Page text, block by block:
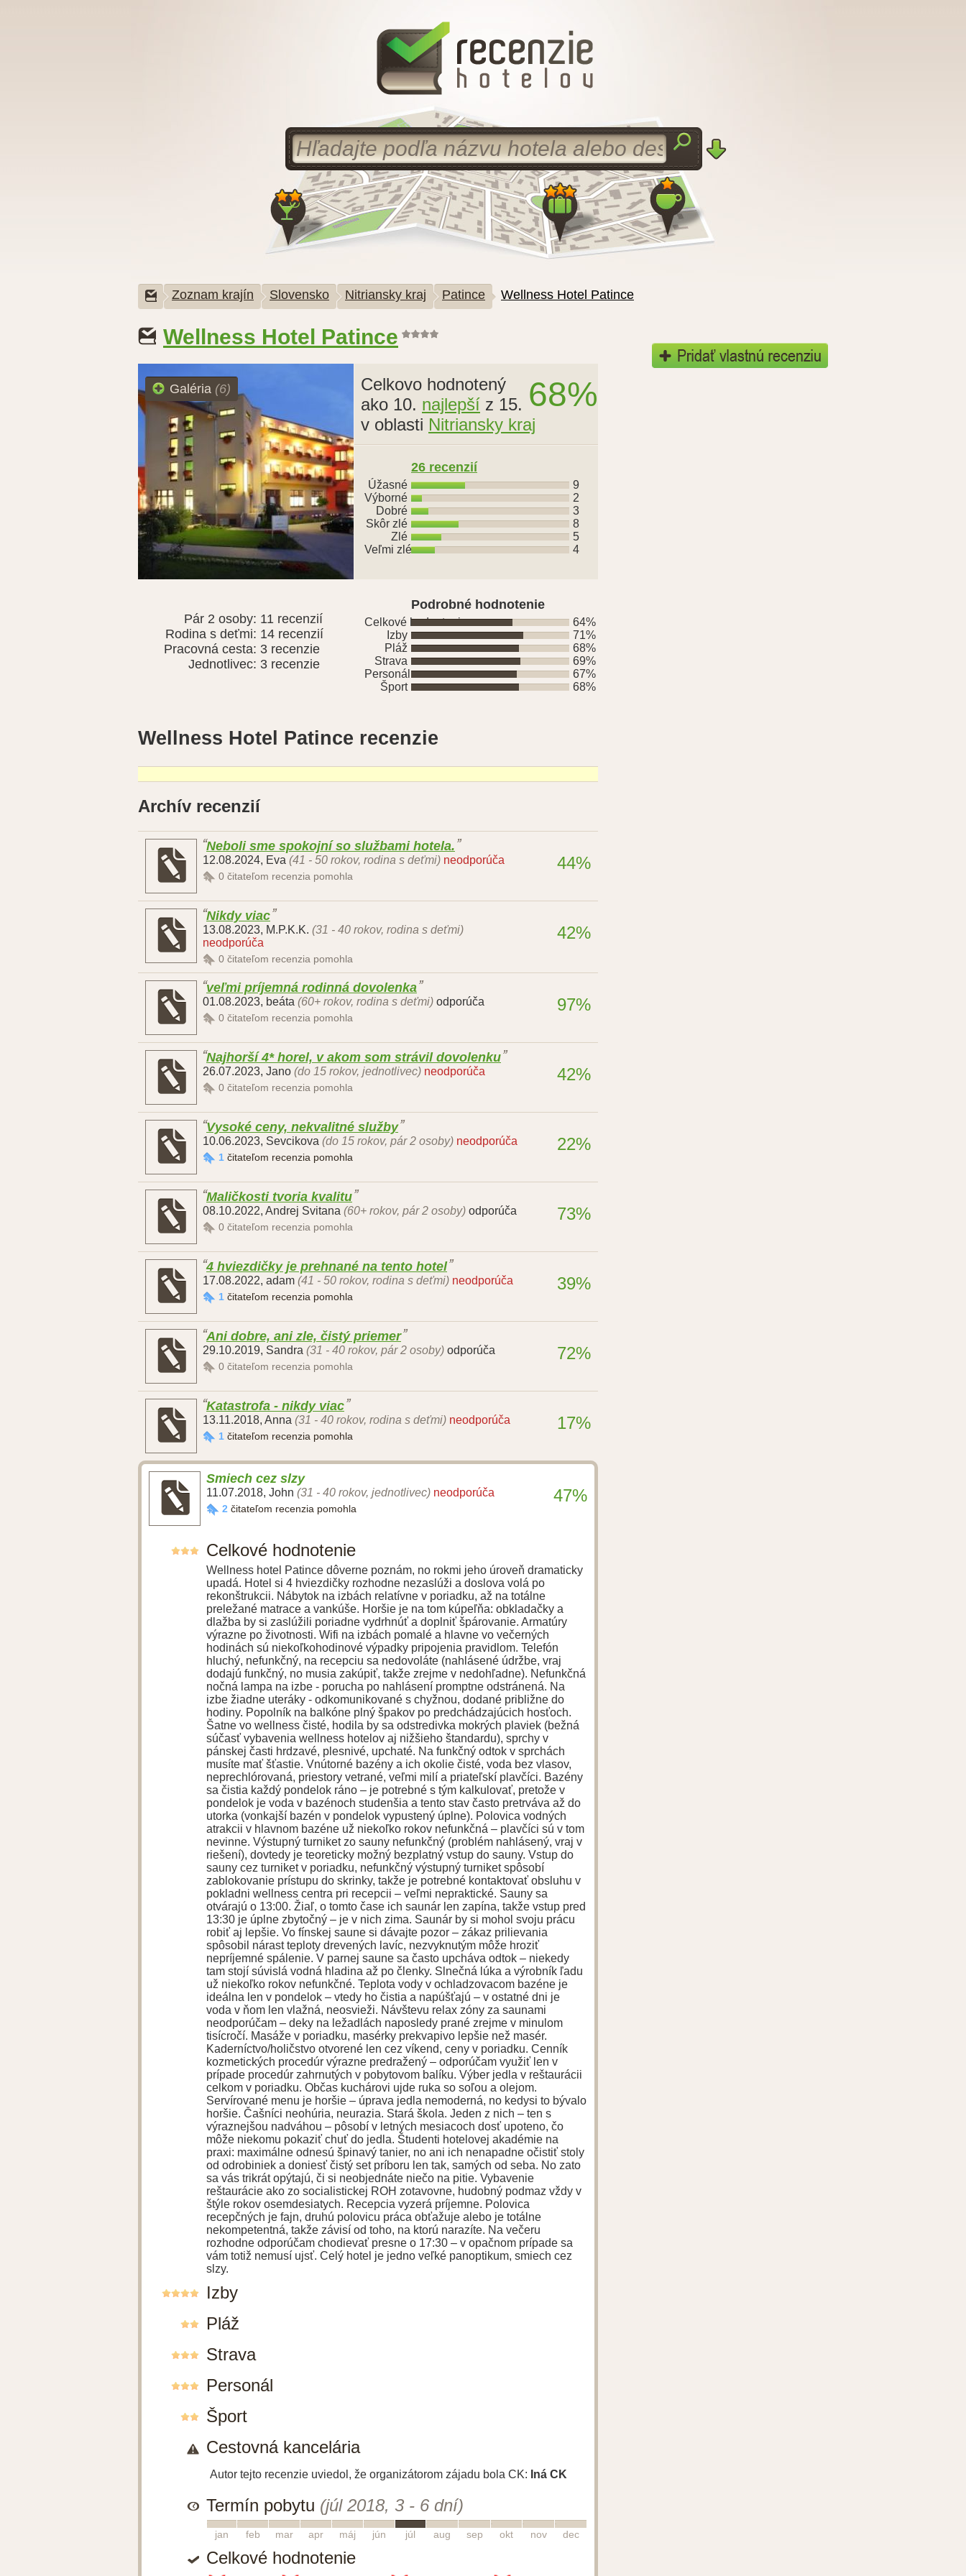
Zoznam krajín Slovensko Nitriansky kraj Patince Wellness Hotel Patince
Wellness Hotel Patince
Galéria (6) 68%
Celkovo hodnotený
ako 10. najlepší z 15.
v oblasti Nitriansky kraj
26 recenzií
Úžasné
9
Výborné
2
Dobré
3
Skôr zlé
8
Zlé
5
Veľmi zlé
4
Pár 2 osoby: 11 recenzií
Rodina s deťmi: 14 recenzií
Pracovná cesta: 3 recenzie
Jednotlivec: 3 recenzie
Podrobné hodnotenie
Celkové hodnotenie
64%
Izby
71%
Pláž
68%
Strava
69%
Personál
67%
Šport
68%
Wellness Hotel Patince recenzie
Archív recenzií
Neboli sme spokojní so službami hotela.
12.08.2024, Eva (41 - 50 rokov, rodina s deťmi) neodporúča
0 čitateľom recenzia pomohla
44%
Nikdy viac
13.08.2023, M.P.K.K. (31 - 40 rokov, rodina s deťmi)
neodporúča
0 čitateľom recenzia pomohla
42%
veľmi príjemná rodinná dovolenka
01.08.2023, beáta (60+ rokov, rodina s deťmi) odporúča
0 čitateľom recenzia pomohla
97%
Najhorší 4* horel, v akom som strávil dovolenku
26.07.2023, Jano (do 15 rokov, jednotlivec) neodporúča
0 čitateľom recenzia pomohla
42%
Vysoké ceny, nekvalitné služby
10.06.2023, Sevcikova (do 15 rokov, pár 2 osoby) neodporúča
1 čitateľom recenzia pomohla
22%
Maličkosti tvoria kvalitu
08.10.2022, Andrej Svitana (60+ rokov, pár 2 osoby) odporúča
0 čitateľom recenzia pomohla
73%
4 hviezdičky je prehnané na tento hotel
17.08.2022, adam (41 - 50 rokov, rodina s deťmi) neodporúča
1 čitateľom recenzia pomohla
39%
Ani dobre, ani zle, čistý priemer
29.10.2019, Sandra (31 - 40 rokov, pár 2 osoby) odporúča
0 čitateľom recenzia pomohla
72%
Katastrofa - nikdy viac
13.11.2018, Anna (31 - 40 rokov, rodina s deťmi) neodporúča
1 čitateľom recenzia pomohla
17%
Smiech cez slzy
11.07.2018, John (31 - 40 rokov, jednotlivec) neodporúča
2 čitateľom recenzia pomohla
47%
Celkové hodnotenie
Wellness hotel Patince dôverne poznám, no rokmi jeho úroveň dramaticky
upadá. Hotel si 4 hviezdičky rozhodne nezaslúži a doslova volá po
rekonštrukcii. Nábytok na izbách relatívne v poriadku, až na totálne
preležané matrace a vankúše. Horšie je na tom kúpeľňa: obkladačky a
dlažba by si zaslúžili poriadne vydrhnúť a doplniť špárovanie. Armatúry
výrazne po životnosti. Wifi na izbách pomalé a hlavne vo večerných
hodinách sú niekoľkohodinové výpadky pripojenia pravidlom. Telefón
hluchý, nefunkčný, na recepciu sa nedovoláte (nahlásené údržbe, vraj
dodajú funkčný, no musia zakúpiť, takže zrejme v nedohľadne). Nefunkčná
nočná lampa na izbe - porucha po nahlásení promptne odstránená. Na
izbe žiadne uteráky - odkomunikované s chyžnou, dodané približne do
hodiny. Popolník na balkóne plný špakov po predchádzajúcich hosťoch.
Šatne vo wellness čisté, hodila by sa odstredivka mokrých plaviek (bežná
súčasť vybavenia wellness hotelov aj nižšieho štandardu), sprchy v
pánskej časti hrdzavé, plesnivé, upchaté. Na funkčný odtok v sprchách
musíte mať šťastie. Vnútorné bazény a ich okolie čisté, voda bez vlasov,
neprechlórovaná, priestory vetrané, veľmi milí a priateľskí plavčíci. Bazény
sa čistia každý pondelok ráno – je potrebné s tým kalkulovať, pretože v
pondelok je voda v bazénoch studenšia a tento stav často pretrváva až do
utorka (vonkajší bazén v pondelok vypustený úplne). Polovica vodných
atrakcii v hlavnom bazéne už niekoľko rokov nefunkčná – plavčíci sú v tom
nevinne. Výstupný turniket zo sauny nefunkčný (problém nahlásený, vraj v
riešení), dovtedy je teoreticky možný bezplatný vstup do sauny. Vstup do
sauny cez turniket v poriadku, nefunkčný výstupný turniket spôsobí
zablokovanie prístupu do skrinky, takže je potrebné kontaktovať obsluhu v
pokladni wellness centra pri recepcii – veľmi nepraktické. Sauny sa
otvárajú o 13:00. Žiaľ, o tomto čase ich saunár len zapína, takže vstup pred
13:30 je úplne zbytočný – je v nich zima. Saunár by si mohol svoju prácu
robiť aj lepšie. Vo fínskej saune si dávajte pozor – zákaz prilievania
spôsobil nárast teploty drevených lavíc, nezvyknutým môže hroziť
nepríjemné spálenie. V parnej saune sa často upcháva odtok – niekedy
tam stojí súvislá vodná hladina až po členky. Slnečná lúka a výrobník ľadu
už niekoľko rokov nefunkčné. Teplota vody v ochladzovacom bazéne je
ideálna len v pondelok – vtedy ho čistia a napúšťajú – v ostatné dni je
voda v ňom len vlažná, neosvieži. Návštevu relax zóny za saunami
neodporúčam – deky na ležadlách naposledy prané zrejme v minulom
tisícročí. Masáže v poriadku, masérky prekvapivo lepšie než masér.
Kaderníctvo/holičstvo otvorené len cez víkend, ceny v poriadku. Cenník
kozmetických procedúr výrazne predražený – odporúčam využiť len v
prípade procedúr zahrnutých v pobytovom balíku. Výber jedla v reštaurácii
celkom v poriadku. Občas kuchárovi ujde ruka so soľou a olejom.
Servírované menu je horšie – úprava jedla nemoderná, no kedysi to bývalo
horšie. Čašníci neohúria, neurazia. Stará škola. Jeden z nich – ten s
výraznejšou nadváhou – pôsobí v letných mesiacoch dosť upoteno, čo
môže niekomu pokaziť chuť do jedla. Študenti hotelovej akadémie na
praxi: maximálne odnesú špinavý tanier, no ani ich nenapadne očistiť stoly
od odrobiniek a doniesť čistý set príboru len tak, samých od seba. No zato
sa vás trikrát opýtajú, či si neobjednáte niečo na pitie. Vybavenie
reštaurácie ako zo socialistickej ROH zotavovne, hudobný podmaz vždy v
štýle rokov osemdesiatych. Recepcia vyzerá príjemne. Polovica
recepčných je fajn, druhú polovicu práca obťažuje alebo je totálne
nekompetentná, takže závisí od toho, na ktorú narazíte. Na večeru
rozhodne odporúčam chodievať presne o 17:30 – v opačnom prípade sa
vám totiž nemusí ujsť. Celý hotel je jedno veľké panoptikum, smiech cez
slzy.
Izby
Pláž
Strava
Personál
Šport
Cestovná kancelária
Autor tejto recenzie uviedol, že organizátorom zájadu bola CK: Iná CK
Termín pobytu (júl 2018, 3 - 6 dní)
jan feb mar apr máj jún júl aug sep okt nov dec
Celkové hodnotenie